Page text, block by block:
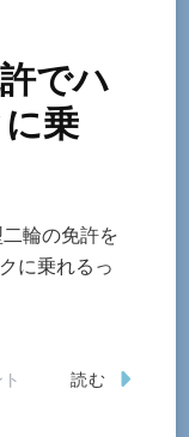
でハ
乗
輪の免許を
に乗れるっ
読む